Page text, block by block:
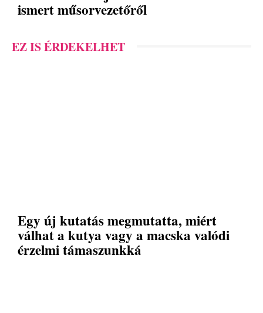
ismert műsorvezetőről
EZ IS ÉRDEKELHET
Egy új kutatás megmutatta, miért
válhat a kutya vagy a macska valódi
érzelmi támaszunkká